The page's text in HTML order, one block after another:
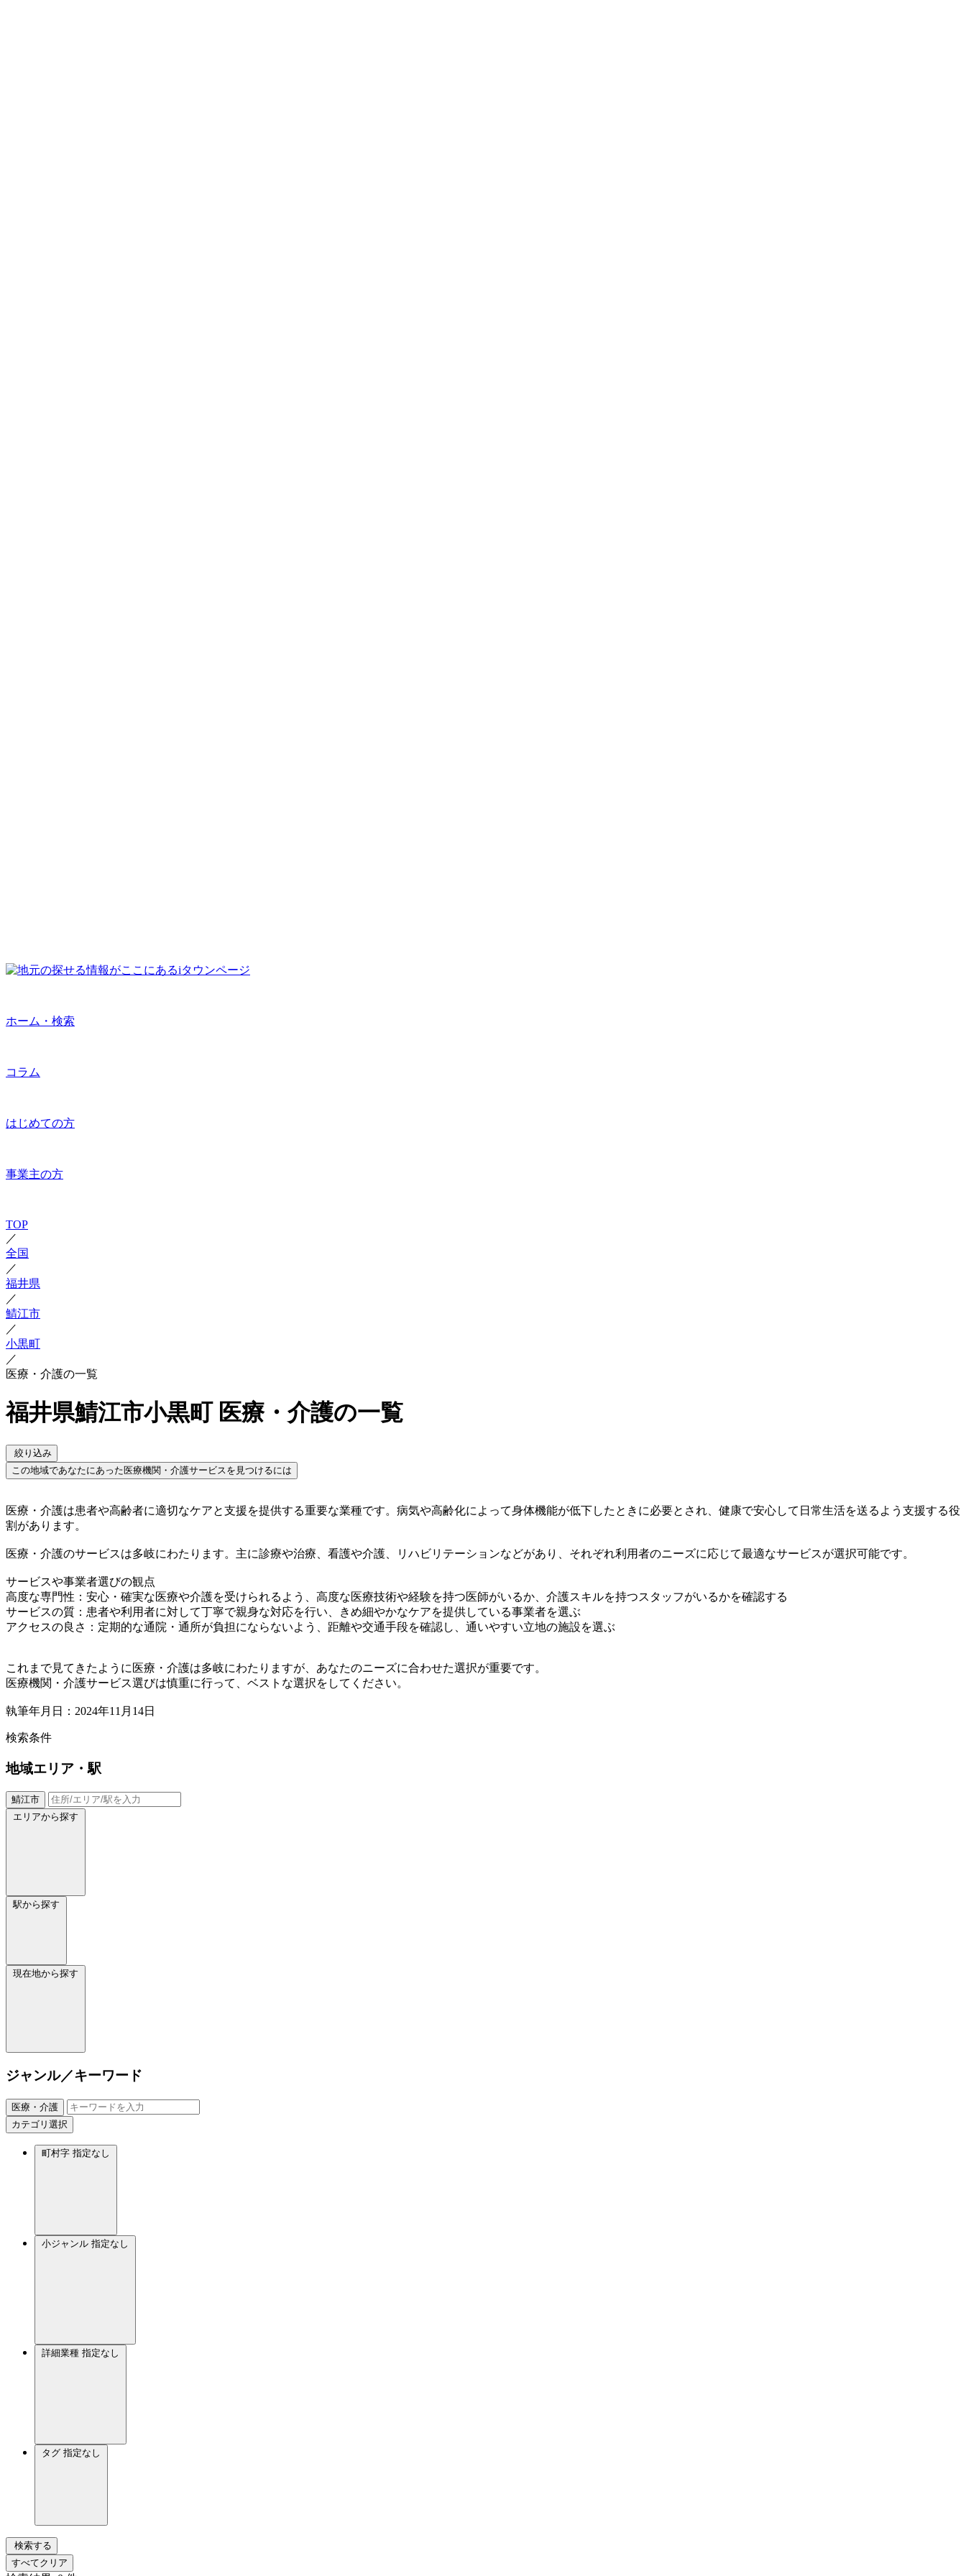
ホーム・検索
コラム
はじめての方
事業主の方
TOP
／
全国
／
福井県
／
鯖江市
／
小黒町
／
医療・介護の一覧
福井県鯖江市小黒町 医療・介護の一覧
絞り込み
この地域であなたにあった医療機関・介護サービスを見つけるには
医療・介護は患者や高齢者に適切なケアと支援を提供する重要な業種です。病気や高齢化によって身体機能が低下したときに必要とされ、健康で安心して日常生活を送るよう支援する役
割があります。
医療・介護のサービスは多岐にわたります。主に診療や治療、看護や介護、リハビリテーションなどがあり、それぞれ利用者のニーズに応じて最適なサービスが選択可能です。
サービスや事業者選びの観点
高度な専門性：安心・確実な医療や介護を受けられるよう、高度な医療技術や経験を持つ医師がいるか、介護スキルを持つスタッフがいるかを確認する
サービスの質：患者や利用者に対して丁寧で親身な対応を行い、きめ細やかなケアを提供している事業者を選ぶ
アクセスの良さ：定期的な通院・通所が負担にならないよう、距離や交通手段を確認し、通いやすい立地の施設を選ぶ
これまで見てきたように医療・介護は多岐にわたりますが、あなたのニーズに合わせた選択が重要です。
医療機関・介護サービス選びは慎重に行って、ベストな選択をしてください。
執筆年月日：2024年11月14日
検索条件
地域エリア・駅
鯖江市
エリアから探す
駅から探す
現在地から探す
ジャンル／キーワード
医療・介護
カテゴリ選択
町村字 指定なし
小ジャンル 指定なし
詳細業種 指定なし
タグ 指定なし
検索する
すべてクリア